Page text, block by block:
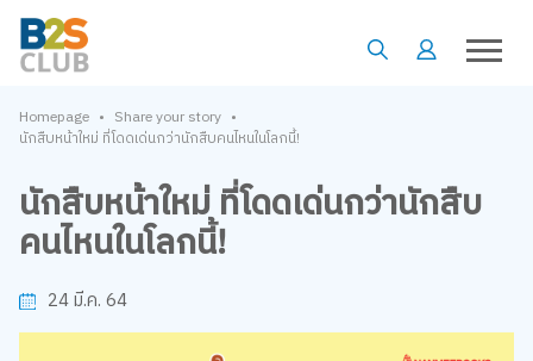
Homepage • Share your story •
นักสืบหน้าใหม่ ที่โดดเด่นกว่านักสืบคนไหนในโลกนี้!
นักสืบหน้าใหม่ ที่โดดเด่นกว่านักสืบ
คนไหนในโลกนี้!
24 มี.ค. 64